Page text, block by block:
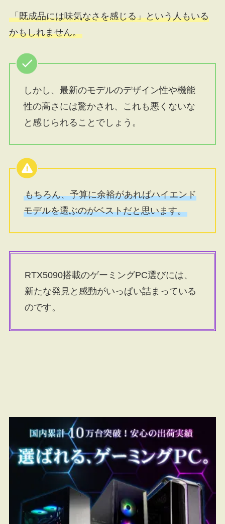
「既成品には味気なさを感じる」という人もいる
かもしれません。
しかし、最新のモデルのデザイン性や機能
性の高さには驚かされ、これも悪くないな
と感じられることでしょう。
もちろん、予算に余裕があればハイエンド
モデルを選ぶのがベストだと思います。
RTX5090搭載のゲーミングPC選びには、
新たな発見と感動がいっぱい詰まっている
のです。